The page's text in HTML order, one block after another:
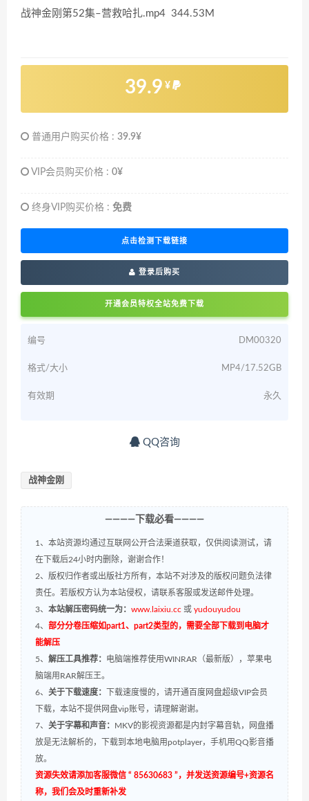
战神金刚第52集–营救哈扎.mp4 344.53M
39.9 ¥
普通用户购买价格 : 39.9¥
VIP会员购买价格 : 0¥
终身VIP购买价格 : 免费
点击检测下载链接
登录后购买
开通会员特权全站免费下载
编号 DM00320
格式/大小 MP4/17.52GB
有效期 永久
QQ咨询
战神金刚
————下载必看————
1、本站资源均通过互联网公开合法渠道获取，仅供阅读测试，请
在下载后24小时内删除，谢谢合作！
2、版权归作者或出版社方所有，本站不对涉及的版权问题负法律
责任。若版权方认为本站侵权，请联系客服或发送邮件处理。
3、 本站解压密码统一为： www.laixiu.cc 或 yudouyudou
4、 部分分卷压缩如part1、part2类型的，需要全部下载到电脑才
能解压
5、 解压工具推荐： 电脑端推荐使用WINRAR（最新版），苹果电
脑端用RAR解压王。
6、 关于下载速度：
下载速度慢的，请开通百度网盘超级VIP会员
下载，本站不提供网盘vip账号，请理解谢谢。
7、 关于字幕和声音：
MKV的影视资源都是内封字幕音轨，网盘播
放是无法解析的，下载到本地电脑用potplayer，手机用QQ影音播
放。
资源失效请添加客服微信 “ 85630683 ”，并发送资源编号+资源名
称，我们会及时重新补发